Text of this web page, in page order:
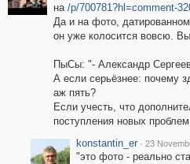
на /p/700781?hl=comment-
Да и на фото,
он уже колосится вовсю.
ПыСы: "- Александр
А если серьëзнее: почему
аж пять?
Если учесть, что
поступления новых
konstantin_er · 23
"это фото - реально